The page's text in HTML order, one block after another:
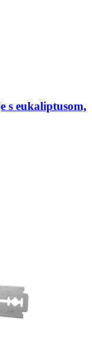
s eukaliptusom,